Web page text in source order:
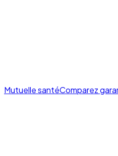
Mutuelle santéComparez